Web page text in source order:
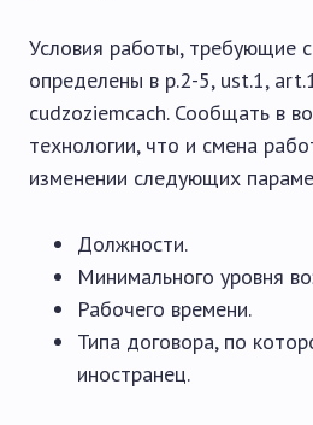
Условия работы, требующие
определены в p.2-5, ust.1,
cudzoziemcach. Сообщать в
технологии, что и смена
изменении следующих
Должности.
Минимального уровня
Рабочего времени.
Типа договора, по
иностранец.